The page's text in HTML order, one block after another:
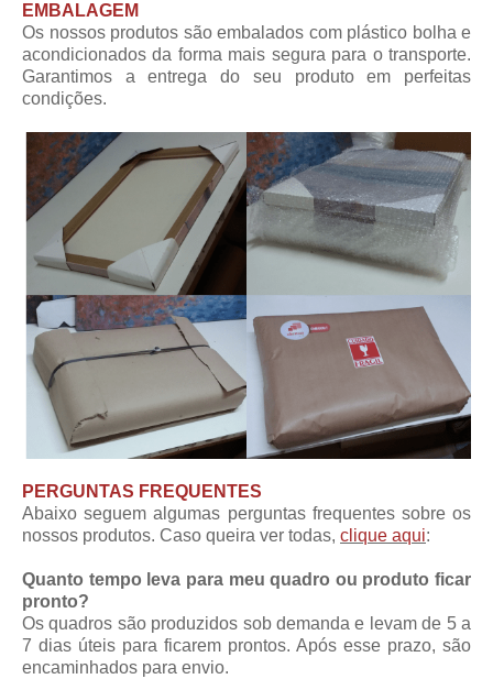
EMBALAGEM
Os nossos produtos são embalados com plástico bolha e
acondicionados da forma mais segura para o transporte.
Garantimos a entrega do seu produto em perfeitas
condições.
PERGUNTAS FREQUENTES
Abaixo seguem algumas perguntas frequentes sobre os
nossos produtos. Caso queira ver todas, clique aqui:
Quanto tempo leva para meu quadro ou produto ficar
pronto?
Os quadros são produzidos sob demanda e levam de 5 a
7 dias úteis para ficarem prontos. Após esse prazo, são
encaminhados para envio.